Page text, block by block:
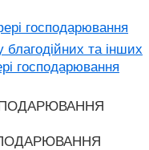
господарювання
благодійних та інших
господарювання